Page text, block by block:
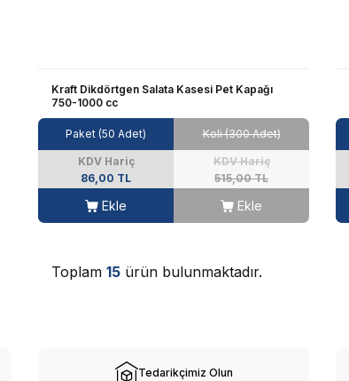
Kraft Dikdörtgen Salata Kasesi Pet Kapağı
750-1000 cc
Paket (50 Adet)
KDV Hariç
86,00 TL
Ekle
Koli (300 Adet)
KDV Hariç
515,00 TL
Ekle
Toplam 15 ürün bulunmaktadır.
Tedarikçimiz Olun